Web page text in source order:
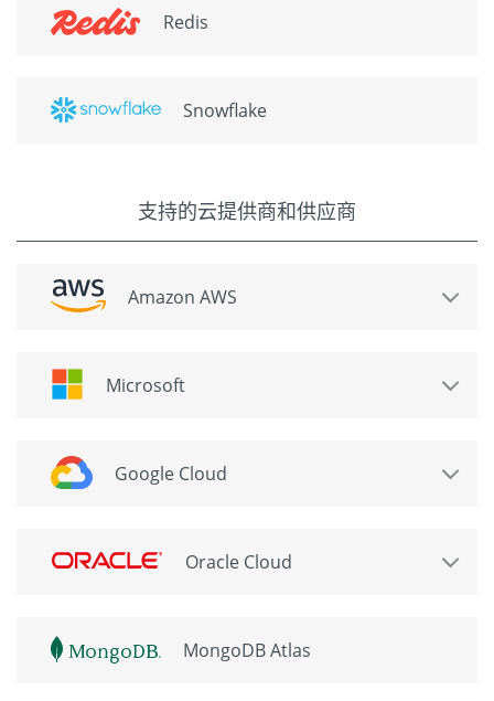
Redis
Snowflake
支持的云提供商和供应商
Amazon AWS
Microsoft
Google Cloud
Oracle Cloud
MongoDB Atlas